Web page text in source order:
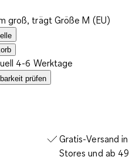
groß, trägt Größe M (EU)
4-6 Werktage
prüfen
Gratis-Versand
Stores und ab